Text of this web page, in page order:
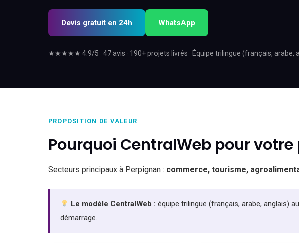
Devis gratuit en 24h WhatsApp
★★★★★ 4.9/5 · 47 avis · 190+ projets livrés · Équipe trilingue (français, arabe,
PROPOSITION DE VALEUR
Pourquoi CentralWeb pour
Secteurs principaux à Perpignan : commerce, tourisme,
Le modèle CentralWeb : équipe trilingue (français, arabe, anglais)
démarrage.